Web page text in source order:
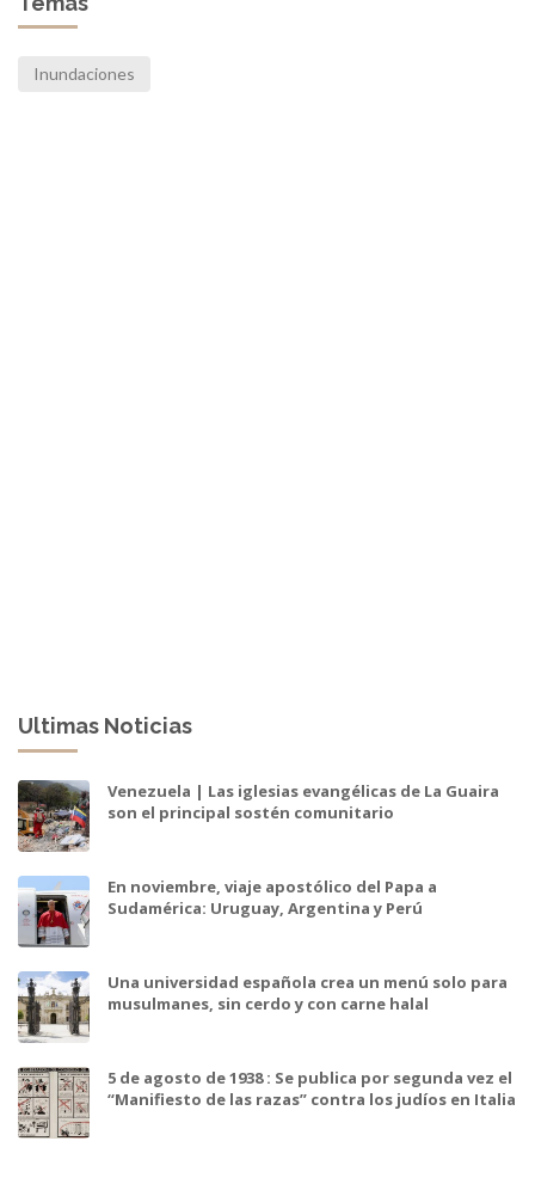
Inundaciones
Ultimas Noticias
Venezuela | Las iglesias evangélicas de La Guaira
son el principal sostén comunitario
En noviembre, viaje apostólico del Papa a
Sudamérica: Uruguay, Argentina y Perú
Una universidad española crea un menú solo para
musulmanes, sin cerdo y con carne halal
5 de agosto de 1938 : Se publica por segunda vez el
“Manifiesto de las razas” contra los judíos en Italia